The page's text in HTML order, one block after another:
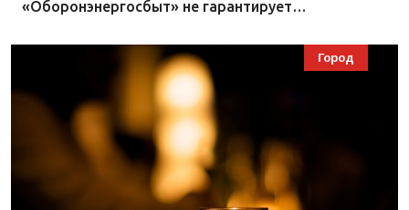
«Оборонэнергосбыт» не гарантирует…
Город